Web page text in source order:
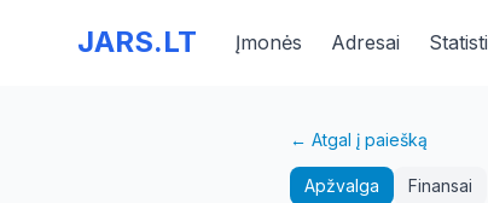
JARS.LT Įmonės Adresai
← Atgal į paiešką
Apžvalga Finansai